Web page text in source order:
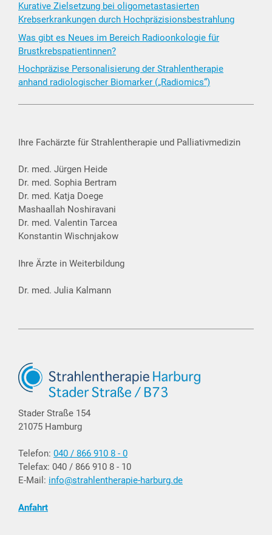
Kurative Zielsetzung bei oligometastasierten
Krebserkrankungen durch Hochpräzisionsbestrahlung
Was gibt es Neues im Bereich Radioonkologie für
Brustkrebspatientinnen?
Hochpräzise Personalisierung der Strahlentherapie
anhand radiologischer Biomarker („Radiomics“)
Ihre Fachärzte für Strahlentherapie und Palliativmedizin
Dr. med. Jürgen Heide
Dr. med. Sophia Bertram
Dr. med. Katja Doege
Mashaallah Noshiravani
Dr. med. Valentin Tarcea
Konstantin Wischnjakow
Ihre Ärzte in Weiterbildung
Dr. med. Julia Kalmann
Stader Straße 154
21075 Hamburg
Telefon: 040 / 866 910 8 - 0
Telefax: 040 / 866 910 8 - 10
E-Mail: info@strahlentherapie-harburg.de
Anfahrt